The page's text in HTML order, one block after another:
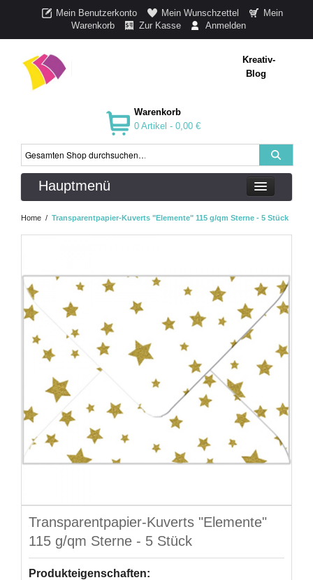
Mein Benutzerkonto Mein Wunschzettel
Mein
Warenkorb
Zur Kasse Anmelden
Kreativ-
Blog
Warenkorb
0 Artikel - 0,00 €
Hauptmenü
Home / Transparentpapier-Kuverts "Elemente" 115 g/qm Sterne - 5 Stück
Transparentpapier-Kuverts "Elemente"
115 g/qm Sterne - 5 Stück
Produkteigenschaften: